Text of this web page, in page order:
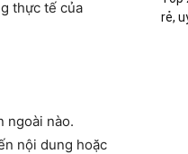
thực tế của
ngoài nào.
nội dung hoặc
rẻ,